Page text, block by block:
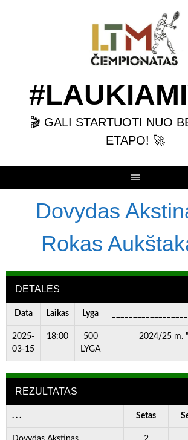
🎬 GALI STARTUOTI NUO
ETAPO! 🚀
Dovydas
Rokas
DETALĖS
Data Laikas Lyga
2025-
03-15
18:00
500
LYGA
2024/25 m.
REZULTATAS
. . . Setas